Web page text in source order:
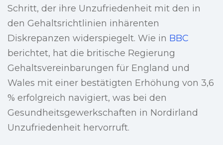
Schritt, der ihre Unzufriedenheit mit den in
den Gehaltsrichtlinien inhärenten
Diskrepanzen widerspiegelt. Wie in BBC
berichtet, hat die britische Regierung
Gehaltsvereinbarungen für England und
Wales mit einer bestätigten Erhöhung von 3,6
% erfolgreich navigiert, was bei den
Gesundheitsgewerkschaften in Nordirland
Unzufriedenheit hervorruft.